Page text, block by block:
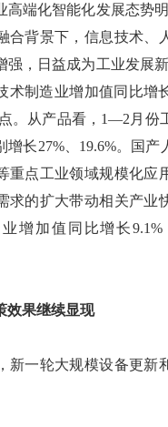
端化智能化发展态势明
合背景下，信息技术、
强，日益成为工业发展
术制造业增加值同比增
。从产品看，1—2月份
增长27%、19.6%。国产
重点工业领域规模化应
求的扩大带动相关产业
增加值同比增长
效果继续显现
一轮大规模设备更新